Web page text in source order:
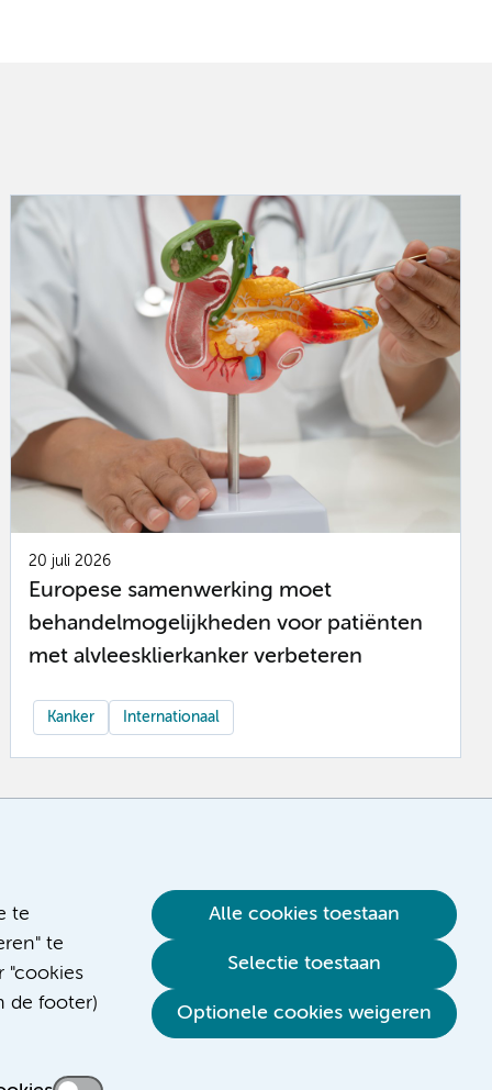
te
te
"cookies
de footer)
Alle cookies toestaan
Selectie toestaan
Optionele cookies weigeren
20 juli 2026
Europese samenwerking moet
behandelmogelijkheden voor patiënten
met alvleesklierkanker verbeteren
Kanker Internationaal